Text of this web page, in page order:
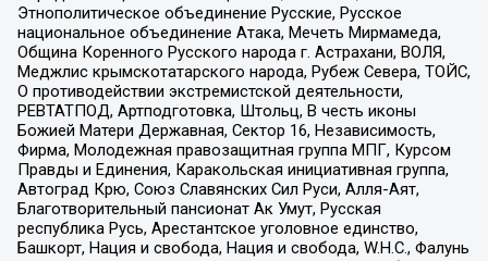
Этнополитическое объединение Русские, Русское
национальное объединение Атака, Мечеть Мирмамеда,
Община Коренного Русского народа г. Астрахани, ВОЛЯ,
Меджлис крымскотатарского народа, Рубеж Севера, ТОЙС,
О противодействии экстремистской деятельности,
РЕВТАТПОД, Артподготовка, Штольц, В честь иконы
Божией Матери Державная, Сектор 16, Независимость,
Фирма, Молодежная правозащитная группа МПГ, Курсом
Правды и Единения, Каракольская инициативная группа,
Автоград Крю, Союз Славянских Сил Руси, Алля-Аят,
Благотворительный пансионат Ак Умут, Русская
республика Русь, Арестантское уголовное единство,
Башкорт, Нация и свобода, Нация и свобода, W.H.С., Фалунь